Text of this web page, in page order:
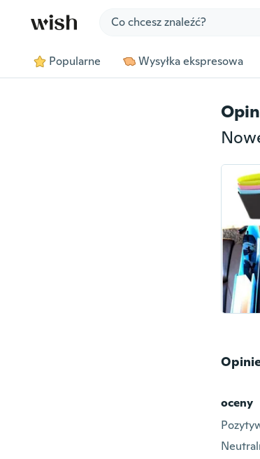
Popularne Wysyłka ekspresowa
oceny